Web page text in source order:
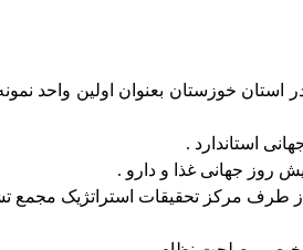
استاندارد برای اولین بار در استان خوزستان بعنوان اولین
برتر کیفیت برتر” از طرف مرکز تحقیقات استراتژیک